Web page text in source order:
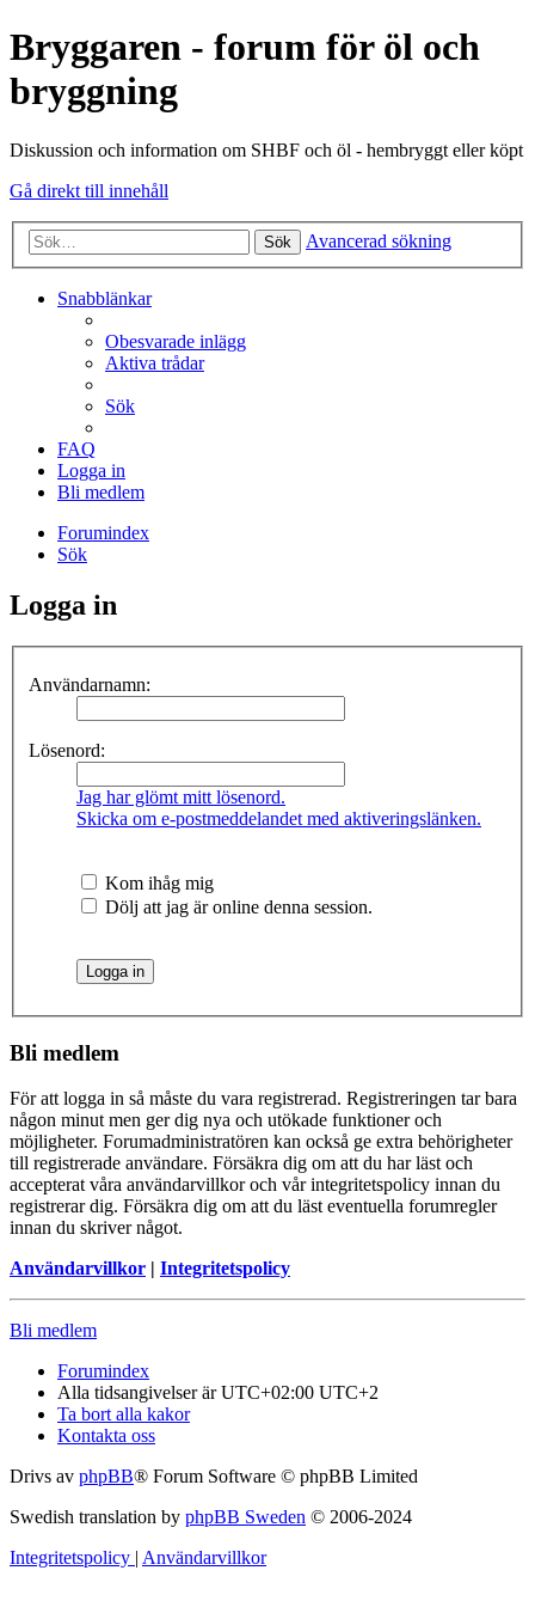
Bryggaren - forum för öl och
bryggning
Diskussion och information om SHBF och öl - hembryggt eller köpt
Gå direkt till innehåll
Sök Avancerad sökning
Snabblänkar
Obesvarade inlägg
Aktiva trådar
Sök
FAQ
Logga in
Bli medlem
Forumindex
Sök
Logga in
Användarnamn:
Lösenord:
Jag har glömt mitt lösenord.
Skicka om e-postmeddelandet med aktiveringslänken.
Kom ihåg mig
Dölj att jag är online denna session.
Bli medlem
För att logga in så måste du vara registrerad. Registreringen tar bara
någon minut men ger dig nya och utökade funktioner och
möjligheter. Forumadministratören kan också ge extra behörigheter
till registrerade användare. Försäkra dig om att du har läst och
accepterat våra användarvillkor och vår integritetspolicy innan du
registrerar dig. Försäkra dig om att du läst eventuella forumregler
innan du skriver något.
Användarvillkor | Integritetspolicy
Bli medlem
Forumindex
Alla tidsangivelser är UTC+02:00 UTC+2
Ta bort alla kakor
Kontakta oss
Drivs av phpBB® Forum Software © phpBB Limited
Swedish translation by phpBB Sweden © 2006-2024
Integritetspolicy | Användarvillkor